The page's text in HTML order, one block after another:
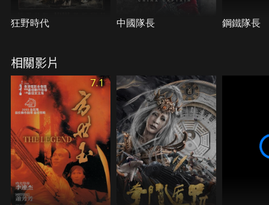
狂野時代 中國隊長 鋼鐵隊長
相關影片
7.1